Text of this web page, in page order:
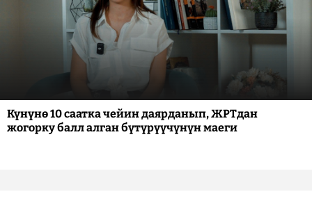
Күнүнө 10 саатка чейин даярданып, ЖРТдан
жогорку балл алган бүтүрүүчүнүн маеги